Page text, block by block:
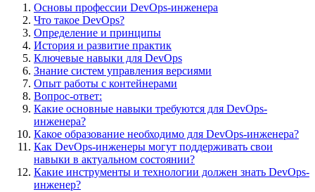
Основы профессии DevOps-инженера
Что такое DevOps?
Определение и принципы
История и развитие практик
Ключевые навыки для DevOps
Знание систем управления версиями
Опыт работы с контейнерами
Вопрос-ответ:
Какие основные навыки требуются для DevOps-
инженера?
Какое образование необходимо для DevOps-инженера?
Как DevOps-инженеры могут поддерживать свои
навыки в актуальном состоянии?
Какие инструменты и технологии должен знать DevOps-
инженер?